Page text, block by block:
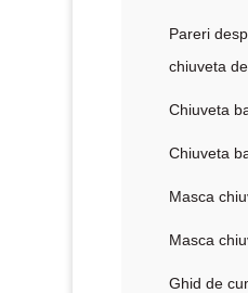
Pareri
chiuveta
Chiuveta
Chiuveta
Masca
Masca
Ghid de